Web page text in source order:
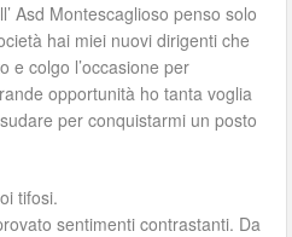
Asd Montescaglioso penso solo
hai miei nuovi dirigenti che
e colgo l’occasione per
opportunità ho tanta voglia
per conquistarmi un posto
tifosi.
sentimenti contrastanti. Da